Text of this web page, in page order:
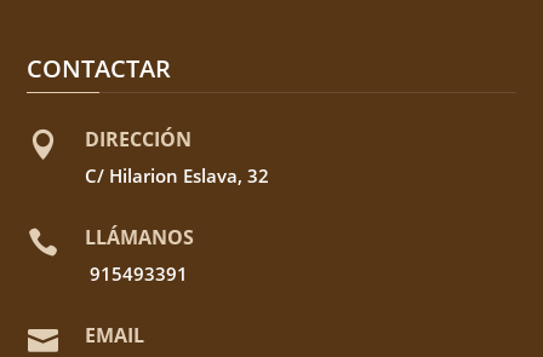
CONTACTAR
 DIRECCIÓN
C/ Hilarion Eslava, 32
 LLÁMANOS
915493391
 EMAIL